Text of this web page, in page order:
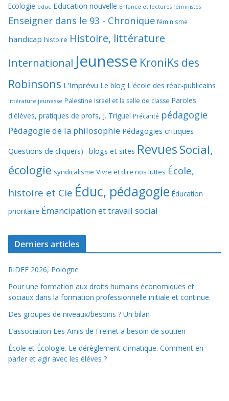
Ecologie educ Education nouvelle Enfance et lectures féministes
Enseigner dans le 93 - Chronique féminisme
handicap histoire Histoire, littérature
International Jeunesse KroniKs des
Robinsons L'Imprévu Le blog L'école des réac-publicains
littérature jeunesse Palestine Israël et la salle de classe Paroles
d'élèves, pratiques de profs, J. Triguel Précarité pédagogie
Pédagogie de la philosophie Pédagogies critiques
Questions de clique(s) : blogs et sites RevuesSocial,
écologie syndicalisme Vivre et dire nos luttes École,
histoire et Cie Éduc, pédagogie Éducation
prioritaire Émancipation et travail social
Derniers articles
RIDEF 2026, Pologne
Pour une formation aux droits humains économiques et
sociaux dans la formation professionnelle initiale et continue.
Des groupes de niveaux/besoins ? Un bilan
L’association Les Amis de Freinet a besoin de soutien
École et Écologie. Le dérèglement climatique. Comment en
parler et agir avec les élèves ?